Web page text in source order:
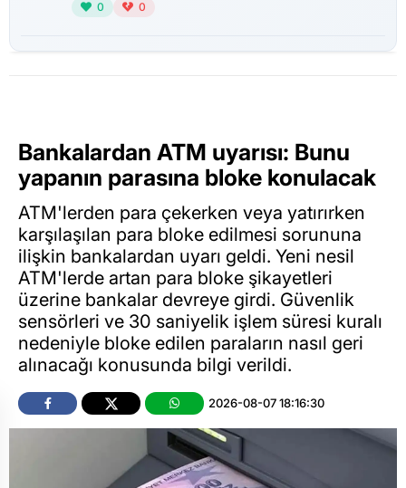
0 0
Bankalardan ATM uyarısı: Bunu
yapanın parasına bloke konulacak
ATM'lerden para çekerken veya yatırırken
karşılaşılan para bloke edilmesi sorununa
ilişkin bankalardan uyarı geldi. Yeni nesil
ATM'lerde artan para bloke şikayetleri
üzerine bankalar devreye girdi. Güvenlik
sensörleri ve 30 saniyelik işlem süresi kuralı
nedeniyle bloke edilen paraların nasıl geri
alınacağı konusunda bilgi verildi.
2026-08-07 18:16:30